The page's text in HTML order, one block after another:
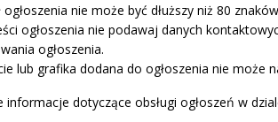
ogłoszenia nie może być dłuższy niż 80
ogłoszenia nie podawaj danych
ogłoszenia.
lub grafika dodana do ogłoszenia nie może
informacje dotyczące obsługi ogłoszeń w